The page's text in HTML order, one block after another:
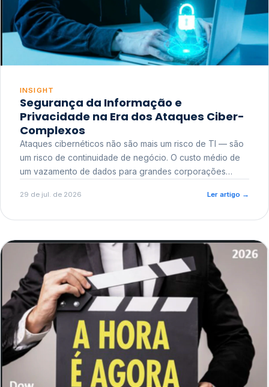
INSIGHT
Segurança da Informação e
Privacidade na Era dos Ataques Ciber-
Complexos
Ataques cibernéticos não são mais um risco de TI — são
um risco de continuidade de negócio. O custo médio de
um vazamento de dados para grandes corporações
reputacional e o risco regulatório junto a órgãos como a
29 de jul. de 2026 Ler artigo →